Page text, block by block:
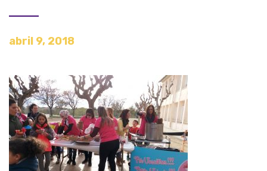
abril 9, 2018